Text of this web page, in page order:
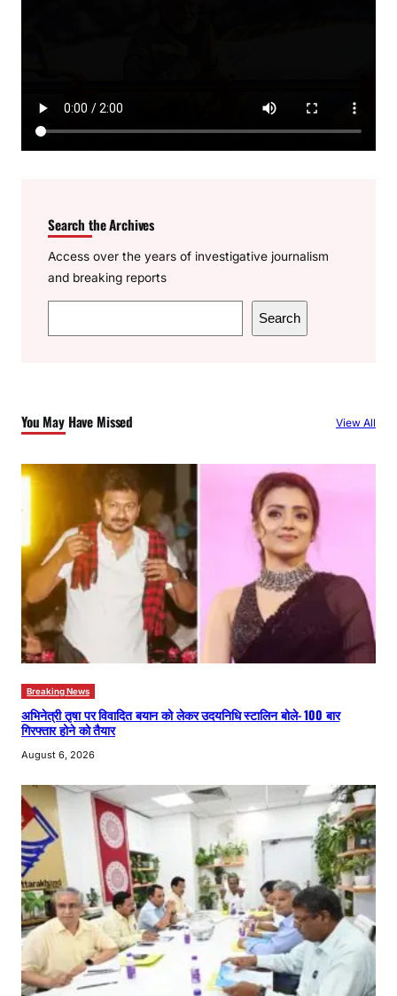
Search the Archives
Access over the years of investigative journalism
and breaking reports
e
h
Search
You May Have Missed View All
Breaking News
अभिनेत्री तृषा पर विवादित बयान को लेकर उदयनिधि स्टालिन बोले- 100 बार
गिरफ्तार होने को तैयार
August 6, 2026